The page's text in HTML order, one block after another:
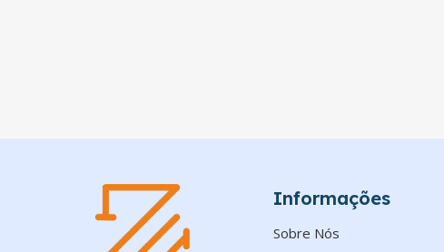
Informações
Sobre Nós